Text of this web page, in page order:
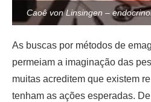
Caoê von Linsingen –
As buscas por métodos de
permeiam a imaginação das
muitas acreditem que existem
tenham as ações esperadas.